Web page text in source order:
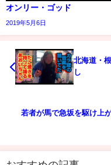
オンリー・ゴッド
2019年5月6日
北海道・
し
若者が馬で急坂を駆け上